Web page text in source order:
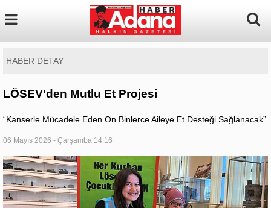
HABER DETAY
LÖSEV'den Mutlu Et Projesi
“Kanserle Mücadele Eden On Binlerce Aileye Et Desteği Sağlanacak”
06 Mayıs 2026 - Çarşamba 14:16